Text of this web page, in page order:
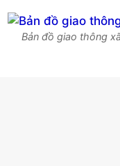
Bản đồ giao thông